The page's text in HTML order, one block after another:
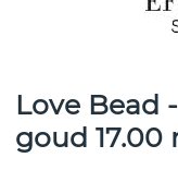
Love Bead
goud 17.00